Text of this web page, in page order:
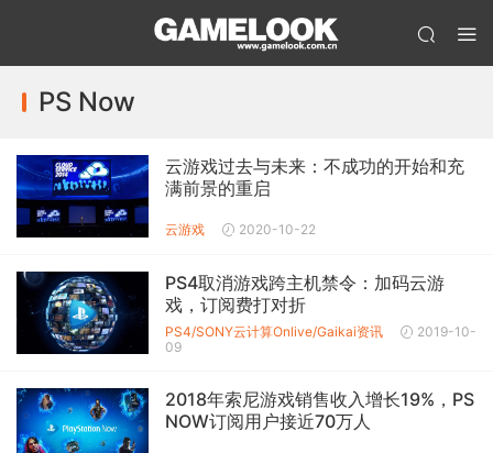
PS Now
云游戏过去与未来：不成功的开始和充
满前景的重启
云游戏 2020-10-22
PS4取消游戏跨主机禁令：加码云游
戏，订阅费打对折
PS4/SONY云计算Onlive/Gaikai资讯
2019-10-
09
2018年索尼游戏销售收入增长19%，PS
NOW订阅用户接近70万人